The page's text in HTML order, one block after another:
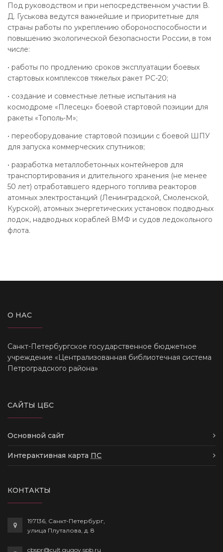
Под руководством и при непосредственном участии В.
Д. Гуськова ведутся важнейшие и приоритетные для
страны работы по укреплению обороноспособности и
повышению экологической безопасности России, в том
числе:
• работы по продлению сроков эксплуатации боевых
стартовых комплексов тяжелых ракет РС-20;
• создание и совместные летные испытания на
космодроме «Плесецк» боевой стартовой позиции для
ракеты «Тополь-М»;
• переоборудование стартовой позиции с боевой ШПУ
для запуска коммерческих спутников;
• разработка металлобетонных контейнеров для
транспортирования и длительного хранения (не менее
50 лет) отработавшего ядерного топлива реакторов
атомных электростанций (Ленинградской, Смоленской,
Курской), атомных энергетических установок подводных
лодок, надводных кораблей ВМФ и судов ледокольного
флота.
О НАС
Санкт-Петербургское государственное бюджетное
учреждение «Централизованная библиотечная система
Петроградского района»
САЙТЫ ЦБС
Основной сайт
Интерактивная карта ПС
КОНТАКТЫ
197136, Санкт-Петербург,
улица Плуталова, д. 8
cbspr@cult.gugov.spb.ru